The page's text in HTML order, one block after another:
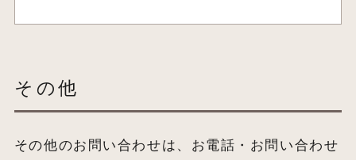
その他
その他のお問い合わせは、お電話・お問い合わせ